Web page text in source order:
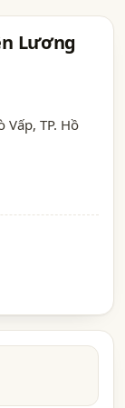
Lương
Vấp, TP. Hồ